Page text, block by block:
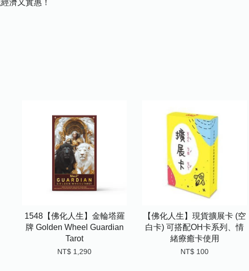
濟又實惠！
1548【佛化人生】金輪塔羅
牌 Golden Wheel Guardian
Tarot
NT$ 1,290
【佛化人生】現貨擴展卡 (空
白卡) 可搭配OH卡系列、情
緒療癒卡使用
NT$ 100